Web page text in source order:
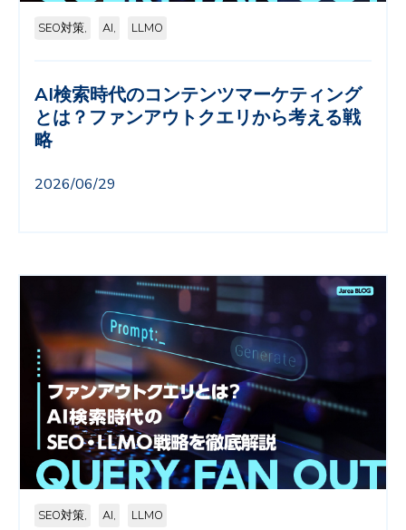
SEO対策, AI, LLMO
AI検索時代のコンテンツマーケティング
とは？ファンアウトクエリから考える戦
略
2026/06/29
SEO対策, AI, LLMO